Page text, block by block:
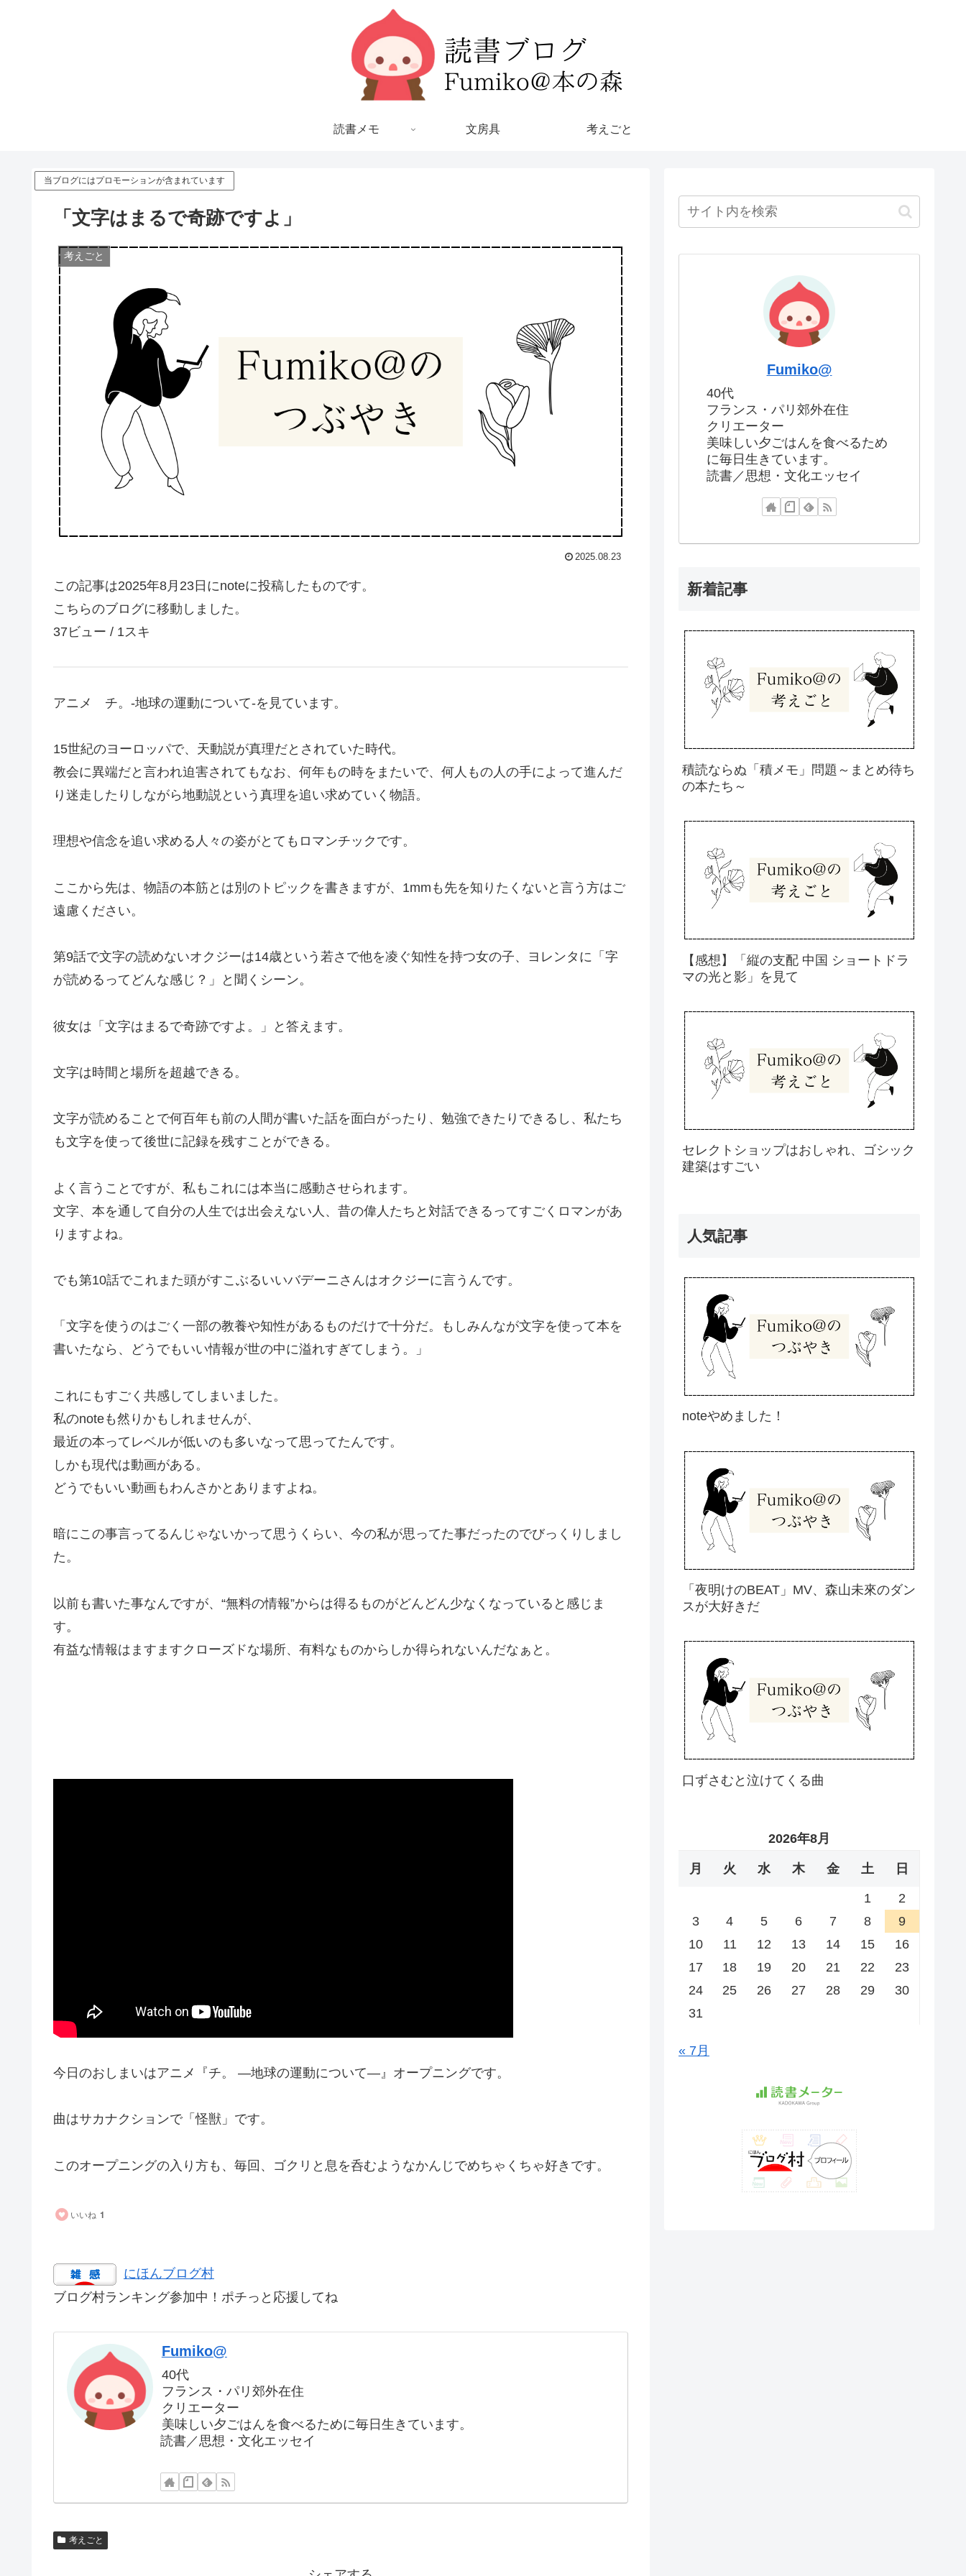
読書メモ 文房具 考えごと
当ブログにはプロモーションが含まれています
「文字はまるで奇跡ですよ」
考えごと
2025.08.23
この記事は2025年8月23日にnoteに投稿したものです。
こちらのブログに移動しました。
37ビュー / 1スキ
アニメ チ。-地球の運動について-を見ています。
15世紀のヨーロッパで、天動説が真理だとされていた時代。
教会に異端だと言われ迫害されてもなお、何年もの時をまたいで、何人もの人の手によって進んだ
り迷走したりしながら地動説という真理を追い求めていく物語。
理想や信念を追い求める人々の姿がとてもロマンチックです。
ここから先は、物語の本筋とは別のトピックを書きますが、1mmも先を知りたくないと言う方はご
遠慮ください。
第9話で文字の読めないオクジーは14歳という若さで他を凌ぐ知性を持つ女の子、ヨレンタに「字
が読めるってどんな感じ？」と聞くシーン。
彼女は「文字はまるで奇跡ですよ。」と答えます。
文字は時間と場所を超越できる。
文字が読めることで何百年も前の人間が書いた話を面白がったり、勉強できたりできるし、私たち
も文字を使って後世に記録を残すことができる。
よく言うことですが、私もこれには本当に感動させられます。
文字、本を通して自分の人生では出会えない人、昔の偉人たちと対話できるってすごくロマンがあ
りますよね。
でも第10話でこれまた頭がすこぶるいいバデーニさんはオクジーに言うんです。
「文字を使うのはごく一部の教養や知性があるものだけで十分だ。もしみんなが文字を使って本を
書いたなら、どうでもいい情報が世の中に溢れすぎてしまう。」
これにもすごく共感してしまいました。
私のnoteも然りかもしれませんが、
最近の本ってレベルが低いのも多いなって思ってたんです。
しかも現代は動画がある。
どうでもいい動画もわんさかとありますよね。
暗にこの事言ってるんじゃないかって思うくらい、今の私が思ってた事だったのでびっくりしまし
た。
以前も書いた事なんですが、“無料の情報”からは得るものがどんどん少なくなっていると感じま
す。
有益な情報はますますクローズドな場所、有料なものからしか得られないんだなぁと。
今日のおしまいはアニメ『チ。 ―地球の運動について―』オープニングです。
曲はサカナクションで「怪獣」です。
このオープニングの入り方も、毎回、ゴクリと息を呑むようなかんじでめちゃくちゃ好きです。
いいね 1
にほんブログ村
ブログ村ランキング参加中！ポチっと応援してね
Fumiko@
40代
フランス・パリ郊外在住
クリエーター
美味しい夕ごはんを食べるために毎日生きています。
読書／思想・文化エッセイ
考えごと
Fumiko@
40代
フランス・パリ郊外在住
クリエーター
美味しい夕ごはんを食べるため
に毎日生きています。
読書／思想・文化エッセイ
新着記事
積読ならぬ「積メモ」問題～まとめ待ち
の本たち～
【感想】「縦の支配 中国 ショートドラ
マの光と影」を見て
セレクトショップはおしゃれ、ゴシック
建築はすごい
人気記事
noteやめました！
「夜明けのBEAT」MV、森山未來のダン
スが大好きだ
口ずさむと泣けてくる曲
2026年8月
月 火 水 木 金 土 日
1
2
3
4 5 6 7 8
9
10
11 12 13 14 15
16
17
18 19 20 21 22
23
24
25 26 27 28 29
30
31
« 7月